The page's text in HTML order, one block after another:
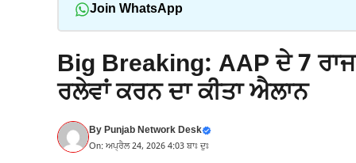
Join WhatsApp
Big Breaking: AAP ਦੇ 7 ਰਾਜ
ਰਲੇਵਾਂ ਕਰਨ ਦਾ ਕੀਤਾ ਐਲਾਨ
ByPunjab Network Desk
On: ਅਪ੍ਰੈਲ 24, 2026 4:03 ਬਾਃ ਦੁਃ